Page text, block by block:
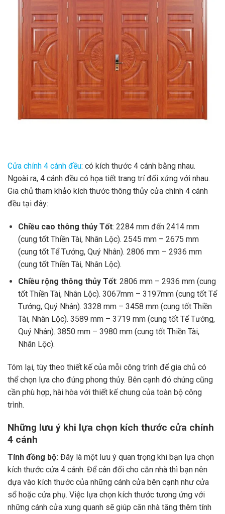
Cửa chính 4 cánh đều: có kích thước 4 cánh bằng nhau.
Ngoài ra, 4 cánh đều có họa tiết trang trí đối xứng với nhau.
Gia chủ tham khảo kích thước thông thủy cửa chính 4 cánh
đều tại đây:
Chiều cao thông thủy Tốt: 2284 mm đến 2414 mm
(cung tốt Thiền Tài, Nhân Lộc). 2545 mm – 2675 mm
(cung tốt Tể Tướng, Quý Nhân). 2806 mm – 2936 mm
(cung tốt Thiền Tài, Nhân Lộc).
Chiều rộng thông thủy Tốt: 2806 mm – 2936 mm (cung
tốt Thiền Tài, Nhân Lộc). 3067mm – 3197mm (cung tốt Tể
Tướng, Quý Nhân). 3328 mm – 3458 mm (cung tốt Thiền
Tài, Nhân Lộc). 3589 mm – 3719 mm (cung tốt Tể Tướng,
Quý Nhân). 3850 mm – 3980 mm (cung tốt Thiền Tài,
Nhân Lộc).
Tóm lại, tùy theo thiết kế của mỗi công trình để gia chủ có
thể chọn lựa cho đúng phong thủy. Bên cạnh đó chúng cũng
cần phù hợp, hài hòa với thiết kế chung của toàn bộ công
trình.
Những lưu ý khi lựa chọn kích thước cửa chính
4 cánh
Tính đồng bộ: Đây là một lưu ý quan trọng khi bạn lựa chọn
kích thước cửa 4 cánh. Để cân đối cho căn nhà thì bạn nên
dựa vào kích thước của những cánh cửa bên cạnh như cửa
sổ hoặc cửa phụ. Việc lựa chọn kích thước tương ứng với
những cánh cửa xung quanh sẽ giúp căn nhà tăng thêm tính